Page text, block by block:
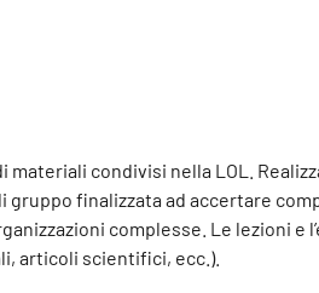
condivisi nella LOL.
finalizzata ad accertare
complesse. Le lezioni e
articoli scientifici, ecc.).